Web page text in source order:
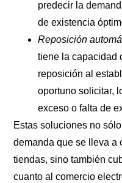
predecir la
de existencia
Reposición
tiene la capacidad
reposición al
oportuno solicitar,
exceso o falta de
Estas soluciones no
demanda que se lleva a
tiendas, sino también
cuanto al comercio